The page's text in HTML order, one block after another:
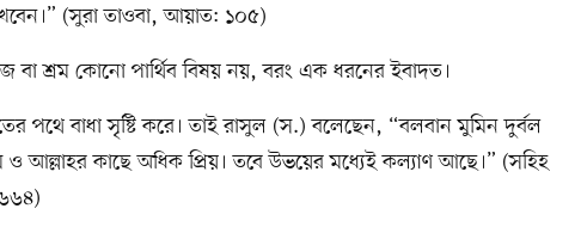
(সুরা তাওবা, আয়াত: ১০৫)
বা শ্রম কোনো পার্থিব বিষয় নয়, বরং এক ধরনের ইবাদত।
পথে বাধা সৃষ্টি করে। তাই রাসুল (স.) বলেছেন, “বলবান মুমিন দুর্বল
ও আল্লাহর কাছে অধিক প্রিয়। তবে উভয়ের মধ্যেই কল্যাণ আছে।” (সহিহ